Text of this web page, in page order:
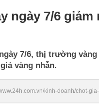
ngày 7/6
7/6, thị trường
vàng nhẫn.
kinh-doanh/chot-